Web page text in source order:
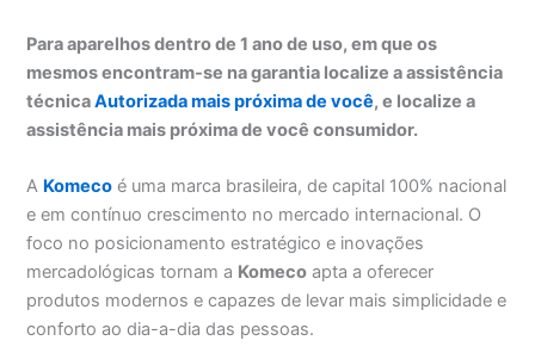
Para aparelhos dentro de 1 ano de uso, em que os
mesmos encontram-se na garantia localize a assistência
técnicaAutorizada mais próxima de você, e localize a
assistência mais próxima de você consumidor.
A Komeco é uma marca brasileira, de capital 100% nacional
e em contínuo crescimento no mercado internacional. O
foco no posicionamento estratégico e inovações
mercadológicas tornam a Komeco apta a oferecer
produtos modernos e capazes de levar mais simplicidade e
conforto ao dia-a-dia das pessoas.